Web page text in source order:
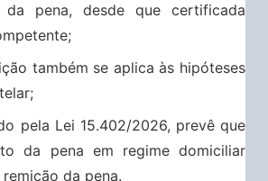
da pena, desde que certificada
também se aplica às hipóteses
pela Lei 15.402/2026, prevê que
da pena em regime domiciliar
da pena.